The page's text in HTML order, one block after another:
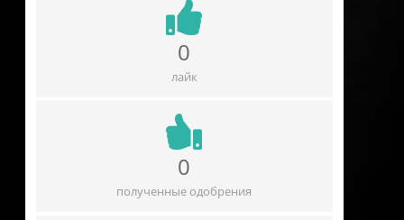
0
лайк
0
полученные одобрения